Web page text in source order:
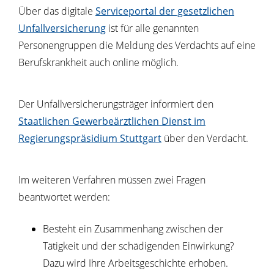
Über das digitale Serviceportal der gesetzlichen
Unfallversicherung ist für alle genannten
Personengruppen die Meldung des Verdachts auf eine
Berufskrankheit auch online möglich.
Der Unfallversicherungsträger informiert den
Staatlichen Gewerbeärztlichen Dienst im
Regierungspräsidium Stuttgart über den Verdacht.
Im weiteren Verfahren müssen zwei Fragen
beantwortet werden:
Besteht ein Zusammenhang zwischen der
Tätigkeit und der schädigenden Einwirkung?
Dazu wird Ihre Arbeitsgeschichte erhoben.